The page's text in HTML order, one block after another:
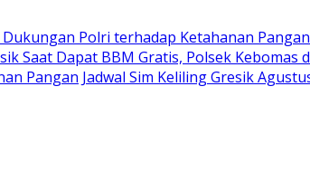
Polri terhadap Ketahanan Pangan
Saat Dapat BBM Gratis, Polsek Kebomas
Pangan Jadwal Sim Keliling Gresik